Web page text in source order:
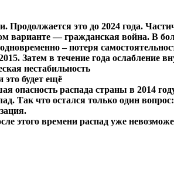
это до 2024 года.
варианте ― гражданская война. В
– потеря
Затем в течение года ослабление
нестабильность
будет ещё
опасность распада страны в 2014
Так что остался только один
этого времени распад уже